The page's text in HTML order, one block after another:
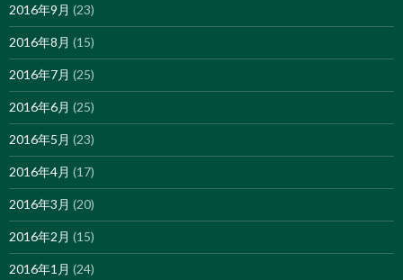
2016年9月 (23)
2016年8月 (15)
2016年7月 (25)
2016年6月 (25)
2016年5月 (23)
2016年4月 (17)
2016年3月 (20)
2016年2月 (15)
2016年1月 (24)